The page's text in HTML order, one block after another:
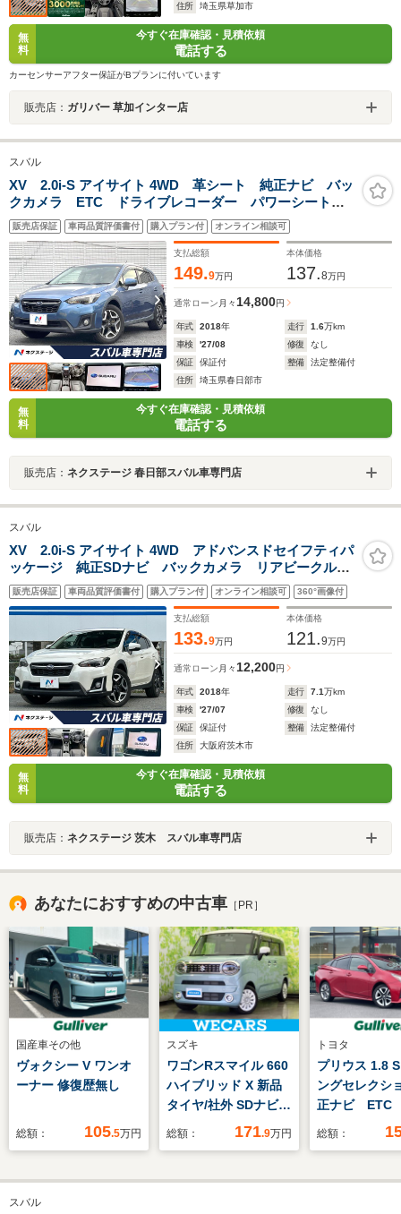
住所
埼玉県草加市
無
料
今すぐ在庫確認・見積依頼
電話する
カーセンサーアフター保証がBプランに付いています
販売店： ガリバー 草加インター店
スバル
XV 2.0i-S アイサイト 4WD 革シート 純正ナビ バッ
クカメラ ETC ドライブレコーダー パワーシート
シートヒーター 純正18インチアルミホイール LEDヘ
ッドライト キーレスアクセス プッシュスタート 禁
煙車
販売店保証 車両品質評価書付 購入プラン付 オンライン相談可
支払総額
149.9万円
本体価格
137.8万円
通常ローン 月々 14,800円
年式 2018年 走行 1.6万km
車検
'27/08 修復
なし
保証
保証付 整備
法定整備付
住所
埼玉県春日部市
無
料
今すぐ在庫確認・見積依頼
電話する
販売店： ネクステージ 春日部スバル車専門店
スバル
XV 2.0i-S アイサイト 4WD アドバンスドセイフティパ
ッケージ 純正SDナビ バックカメラ リアビークルデ
ィティクション パワーシート レーダークルーズ 禁
煙車 スマートキー LEDヘッドライト 純正18インチ
アルミホイール
販売店保証 車両品質評価書付 購入プラン付 オンライン相談可 360°画像付
支払総額
133.9万円
本体価格
121.9万円
通常ローン 月々 12,200円
年式 2018年 走行 7.1万km
車検
'27/07 修復
なし
保証
保証付 整備
法定整備付
住所
大阪府茨木市
無
料
今すぐ在庫確認・見積依頼
電話する
販売店： ネクステージ 茨木 スバル車専門店
あなたにおすすめの中古車 ［PR］
国産車その他
ヴォクシー V ワンオ
ーナー 修復歴無し
総額： 105.5万円
スズキ
ワゴンRスマイル 660
ハイブリッド X 新品
タイヤ/社外 SDナビ/
セーフティサポート
ター/車線逸脱防止支
総額： 171.9万円
トヨタ
プリウス 1.8
ングセレクシ
正ナビ ETC
ブレコーダ
ーター クル
総額：
スバル